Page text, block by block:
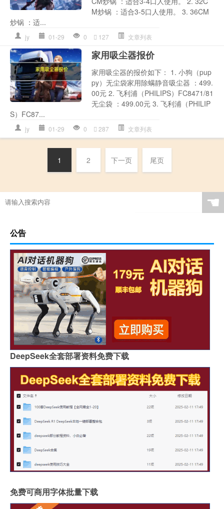
M炒锅 ：适合3-5口人使用。 3. 36CM
炒锅 ：适...
jy 01-29 0 127 文章列表
家用吸尘器报价
家用吸尘器的报价如下： 1. 小狗（pup
py）无尘袋家用除螨静音吸尘器 ：499.
00元 2. 飞利浦（PHILIPS）FC8471/81
无尘袋 ：499.00元 3. 飞利浦（PHILIP
S）FC87...
jy 01-29 0 287 文章列表
1 2 下一页 尾页
☚
公告
DeepSeek全套部署资料免费下载
免费可商用字体批量下载